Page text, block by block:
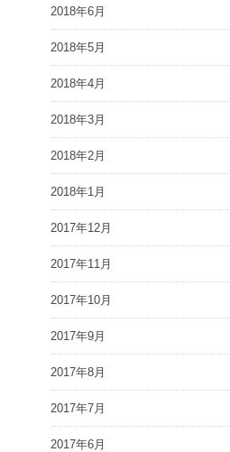
2018年6月
2018年5月
2018年4月
2018年3月
2018年2月
2018年1月
2017年12月
2017年11月
2017年10月
2017年9月
2017年8月
2017年7月
2017年6月